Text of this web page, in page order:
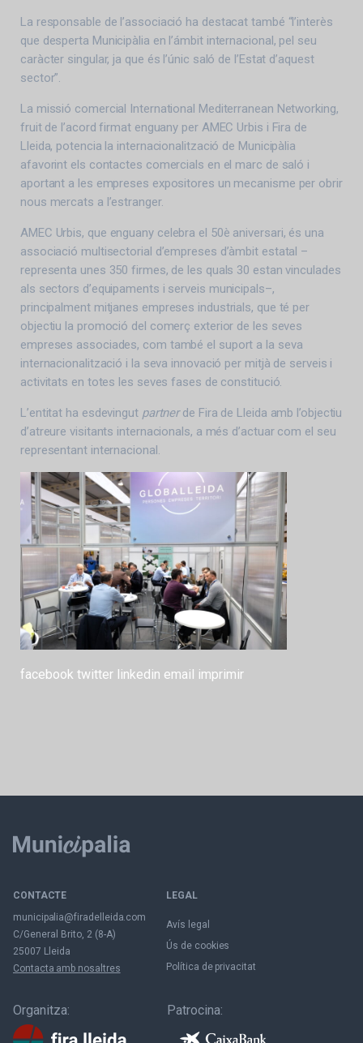
La responsable de l’associació ha destacat també “l’interès
que desperta Municipàlia en l’ámbit internacional, pel seu
caràcter singular, ja que és l’únic saló de l’Estat d’aquest
sector”.
La missió comercial International Mediterranean Networking,
fruit de l’acord firmat enguany per AMEC Urbis i Fira de
Lleida, potencia la internacionalització de Municipàlia
afavorint els contactes comercials en el marc de saló i
aportant a les empreses expositores un mecanisme per obrir
nous mercats a l’estranger.
AMEC Urbis, que enguany celebra el 50è aniversari, és una
associació multisectorial d’empreses d’àmbit estatal –
representa unes 350 firmes, de les quals 30 estan vinculades
als sectors d’equipaments i serveis municipals–,
principalment mitjanes empreses industrials, que té per
objectiu la promoció del comerç exterior de les seves
empreses associades, com també el suport a la seva
internacionalització i la seva innovació per mitjà de serveis i
activitats en totes les seves fases de constitució.
L’entitat ha esdevingut partnerde Fira de Lleida amb l’objectiu
d’atreure visitants internacionals, a més d’actuar com el seu
representant internacional.
facebook twitter linkedin email imprimir
CONTACTE
municipalia@firadelleida.com
C/General Brito, 2 (8-A)
25007 Lleida
Contacta amb nosaltres
LEGAL
Avís legal
Ús de cookies
Política de privacitat
Organitza: Patrocina: